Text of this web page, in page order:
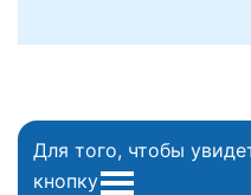
Для того, чтобы
кнопку